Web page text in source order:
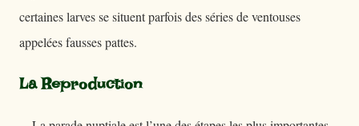
certaines larves se situent parfois des séries de ventouses
appelées fausses pattes.
La Reproduction